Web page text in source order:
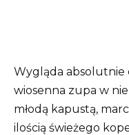
Wygląda absolutnie
wiosenna zupa w
młodą kapustą,
ilością świeżego